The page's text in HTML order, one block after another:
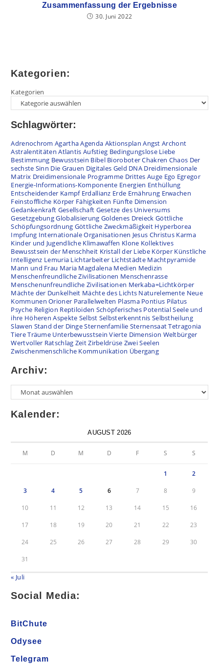
Zusammenfassung der Ergebnisse
30. Juni 2022
Kategorien:
Kategorien
Schlagwörter:
Adrenochrom AgarthaAgenda Aktionsplan Angst Archont
Astralentitäten Atlantis Aufstieg Bedingungslose Liebe
Bestimmung Bewusstsein Bibel BioroboterChakren Chaos Der
sechste Sinn Die Grauen Digitales Geld DNA Dreidimensionale
Matrix Dreidimensionale Programme Drittes Auge Ego Egregor
Energie-Informations-Komponente Energien Enthüllung
Entscheidender Kampf Erdallianz Erde Ernährung Erwachen
Feinstoffliche Körper Fähigkeiten Fünfte Dimension
Gedankenkraft Gesellschaft Gesetze des Universums
GesetzgebungGlobalisierung Goldenes Dreieck Göttliche
Schöpfungsordnung Göttliche Zweckmäßigkeit Hyperborea
Impfung Internationale Organisationen Jesus Christus Karma
Kinder und Jugendliche Klimawaffen Klone Kollektives
Bewusstsein der Menschheit Kristall der Liebe Körper Künstliche
Intelligenz Lemuria Lichtarbeiter Lichtstädte Machtpyramide
Mann und Frau Maria Magdalena Medien Medizin
Menschenfreundliche Zivilisationen Menschenrasse
Menschenunfreundliche Zivilisationen Merkaba=Lichtkörper
Mächte der Dunkelheit Mächte des Lichts Naturelemente Neue
Kommunen Orioner Parallelwelten Plasma Pontius Pilatus
Psyche Religion Reptiloiden Schöpferisches PotentialSeele und
ihre Höheren Aspekte Selbst Selbsterkenntnis Selbstheilung
Slawen Stand der DingeSternenfamilie SternensaatTetragonia
TiereTräume Unterbewusstsein Vierte Dimension Weltbürger
Wertvoller Ratschlag ZeitZirbeldrüse Zwei Seelen
Zwischenmenschliche Kommunikation Übergang
Archiv:
Kalender:
AUGUST 2026
M D M D F S S
1 2
3 4 5 6 7 8 9
10 11 12 13 14 15 16
17 18 19 20 21 22 23
24 25 26 27 28 29 30
31
« Juli
Social Media:
BitChute
Odysee
Telegram